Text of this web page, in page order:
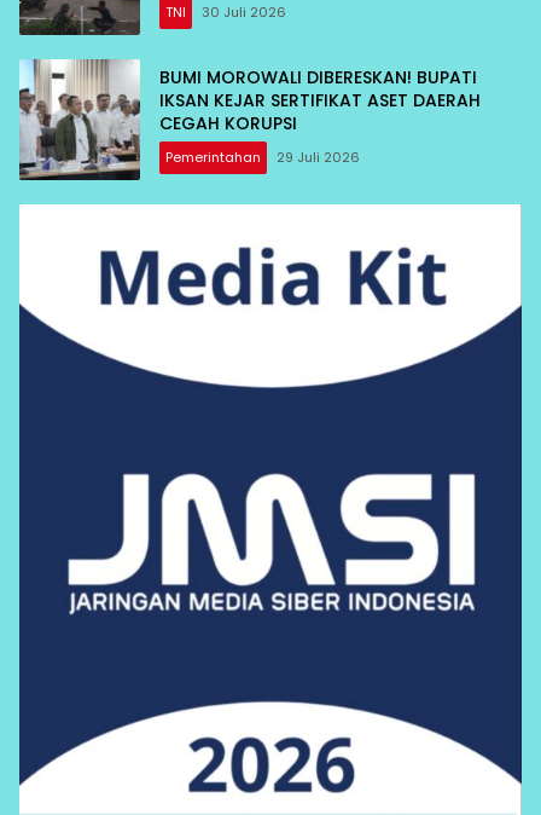
TNI 30 Juli 2026
BUMI MOROWALI DIBERESKAN! BUPATI
IKSAN KEJAR SERTIFIKAT ASET DAERAH
CEGAH KORUPSI
Pemerintahan 29 Juli 2026